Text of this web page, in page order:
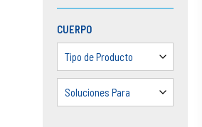
CUERPO
Tipo de Producto
Soluciones Para